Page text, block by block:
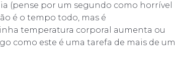
(pense por um segundo como horrível
é o tempo todo, mas é
temperatura corporal aumenta ou
como este é uma tarefa de mais de um